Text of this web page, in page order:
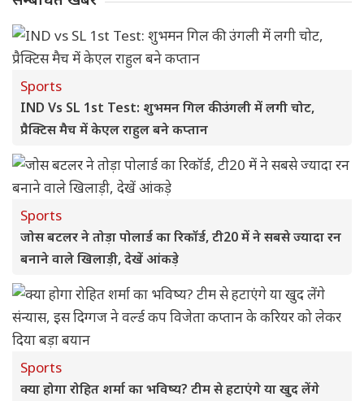
Sports
IND Vs SL 1st Test: शुभमन गिल की उंगली में लगी चोट,
प्रैक्टिस मैच में केएल राहुल बने कप्तान
Sports
जोस बटलर ने तोड़ा पोलार्ड का रिकॉर्ड, टी20 में ने सबसे ज्यादा रन
बनाने वाले खिलाड़ी, देखें आंकड़े
Sports
क्या होगा रोहित शर्मा का भविष्य? टीम से हटाएंगे या खुद लेंगे